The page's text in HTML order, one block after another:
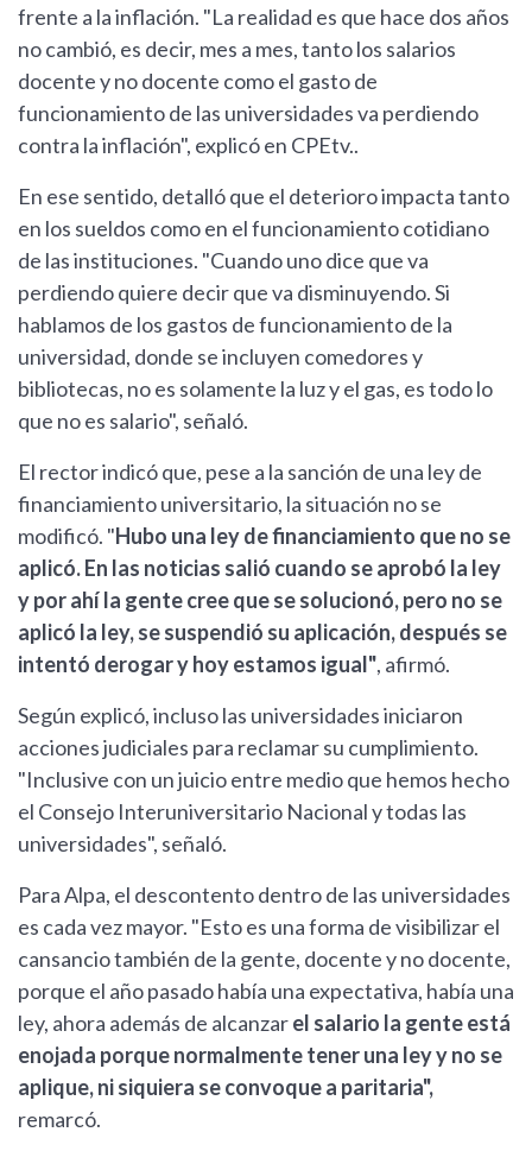
frente a la inflación. "La realidad es que hace dos años
no cambió, es decir, mes a mes, tanto los salarios
docente y no docente como el gasto de
funcionamiento de las universidades va perdiendo
contra la inflación", explicó en CPEtv..
En ese sentido, detalló que el deterioro impacta tanto
en los sueldos como en el funcionamiento cotidiano
de las instituciones. "Cuando uno dice que va
perdiendo quiere decir que va disminuyendo. Si
hablamos de los gastos de funcionamiento de la
universidad, donde se incluyen comedores y
bibliotecas, no es solamente la luz y el gas, es todo lo
que no es salario", señaló.
El rector indicó que, pese a la sanción de una ley de
financiamiento universitario, la situación no se
modificó. "Hubo una ley de financiamiento que no se
aplicó. En las noticias salió cuando se aprobó la ley
y por ahí la gente cree que se solucionó, pero no se
aplicó la ley, se suspendió su aplicación, después se
intentó derogar y hoy estamos igual", afirmó.
Según explicó, incluso las universidades iniciaron
acciones judiciales para reclamar su cumplimiento.
"Inclusive con un juicio entre medio que hemos hecho
el Consejo Interuniversitario Nacional y todas las
universidades", señaló.
Para Alpa, el descontento dentro de las universidades
es cada vez mayor. "Esto es una forma de visibilizar el
cansancio también de la gente, docente y no docente,
porque el año pasado había una expectativa, había una
ley, ahora además de alcanzarel salario la gente está
enojada porque normalmente tener una ley y no se
aplique, ni siquiera se convoque a paritaria",
remarcó.